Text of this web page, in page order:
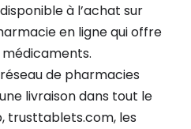
à l’achat sur
en ligne qui offre
de pharmacies
livraison dans tout le
trusttablets.com, les